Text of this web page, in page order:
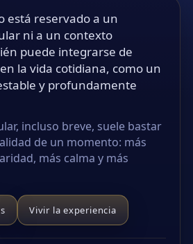
está reservado a un
ni a un contexto
puede integrarse de
la vida cotidiana, como un
y profundamente
incluso breve, suele bastar
de un momento: más
más calma y más
Vivir la experiencia